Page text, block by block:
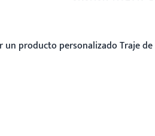
producto personalizado Traje de